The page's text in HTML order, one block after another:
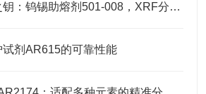
熔合之道，精准之钥：钨锡助熔剂501-008，XRF分析的伴侣
剂AR615的可靠性能